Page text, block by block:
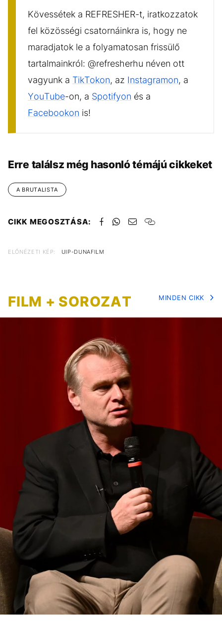
Kövessétek a REFRESHER-t, iratkozzatok
fel közösségi csatornáinkra is, hogy ne
maradjatok le a folyamatosan frissülő
tartalmainkról: @refresherhu néven ott
vagyunk a TikTokon, az Instagramon, a
YouTube-on, a Spotifyon és a
Facebookon is!
Erre találsz még hasonló témájú cikkeket
A BRUTALISTA
CIKK MEGOSZTÁSA:
ELŐNÉZETI KÉP: UIP-DUNAFILM
FILM + SOROZAT MINDEN CIKK